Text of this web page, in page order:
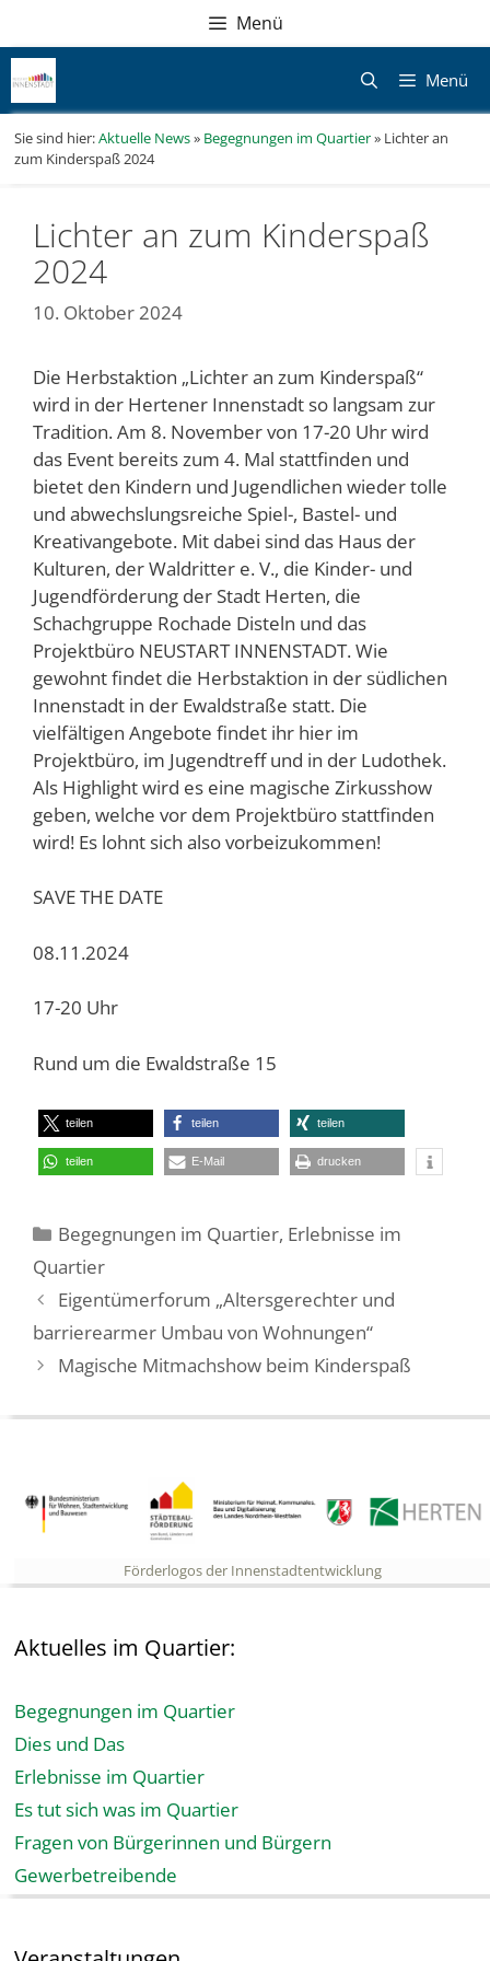
springen
Navigation
springen
Menü
Menü
Sie sind hier:Aktuelle News» Begegnungen im Quartier» Lichter an
zum Kinderspaß 2024
Lichter an zum Kinderspaß
2024
10. Oktober 2024
Die Herbstaktion „Lichter an zum Kinderspaß“
wird in der Hertener Innenstadt so langsam zur
Tradition. Am 8. November von 17-20 Uhr wird
das Event bereits zum 4. Mal stattfinden und
bietet den Kindern und Jugendlichen wieder tolle
und abwechslungsreiche Spiel-, Bastel- und
Kreativangebote. Mit dabei sind das Haus der
Kulturen, der Waldritter e. V., die Kinder- und
Jugendförderung der Stadt Herten, die
Schachgruppe Rochade Disteln und das
Projektbüro NEUSTART INNENSTADT. Wie
gewohnt findet die Herbstaktion in der südlichen
Innenstadt in der Ewaldstraße statt. Die
vielfältigen Angebote findet ihr hier im
Projektbüro, im Jugendtreff und in der Ludothek.
Als Highlight wird es eine magische Zirkusshow
geben, welche vor dem Projektbüro stattfinden
wird! Es lohnt sich also vorbeizukommen!
SAVE THE DATE
08.11.2024
17-20 Uhr
Rund um die Ewaldstraße 15
teilen teilen teilen
teilen E-Mail drucken
Kategorien
Begegnungen im Quartier, Erlebnisse im
Quartier
Eigentümerforum „Altersgerechter und
barrierearmer Umbau von Wohnungen“
Magische Mitmachshow beim Kinderspaß
Förderlogos der Innenstadtentwicklung
Aktuelles im Quartier:
Begegnungen im Quartier
Dies und Das
Erlebnisse im Quartier
Es tut sich was im Quartier
Fragen von Bürgerinnen und Bürgern
Gewerbetreibende